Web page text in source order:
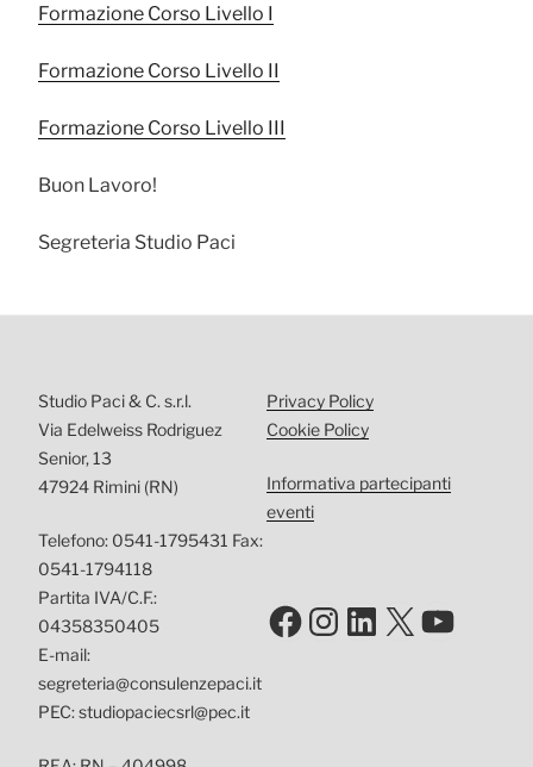
Formazione Corso Livello I
Formazione Corso Livello II
Formazione Corso Livello III
Buon Lavoro!
Segreteria Studio Paci
Studio Paci & C. s.r.l.
Via Edelweiss Rodriguez
Senior, 13
47924 Rimini (RN)
Telefono: 0541-1795431 Fax:
0541-1794118
Partita IVA/C.F.:
04358350405
E-mail:
segreteria@consulenzepaci.it
PEC: studiopaciecsrl@pec.it
Privacy Policy
Cookie Policy
Informativa partecipanti
eventi
Facebook
Instagram
LinkedIn
X